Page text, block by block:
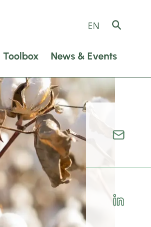
EN
Toolbox News & Events